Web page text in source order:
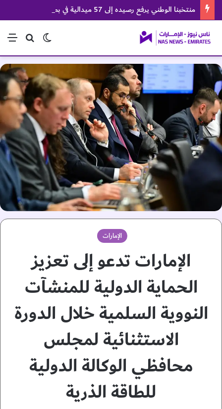
بحث عن
الوضع المظلم
الإمارات
الإمارات تدعو إلى تعزيز
الحماية الدولية للمنشآت
النووية السلمية خلال الدورة
الاستثنائية لمجلس
محافظي الوكالة الدولية
للطاقة الذرية